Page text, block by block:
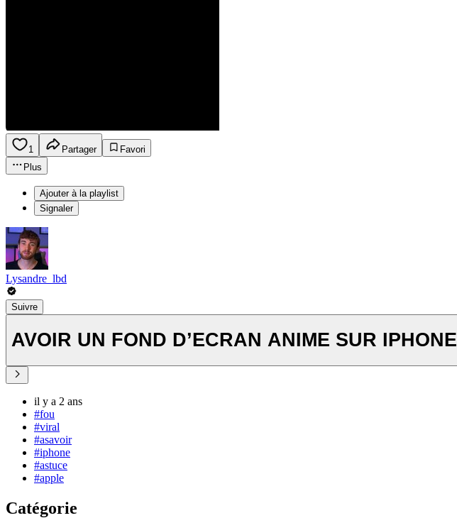
1 Partager
Favori
Plus
Ajouter à la playlist
Signaler
Lysandre_lbd
Suivre
AVOIR UN FOND D’ECRAN ANIME SUR IPHONE
il y a 2 ans
#fou
#viral
#asavoir
#iphone
#astuce
#apple
Catégorie